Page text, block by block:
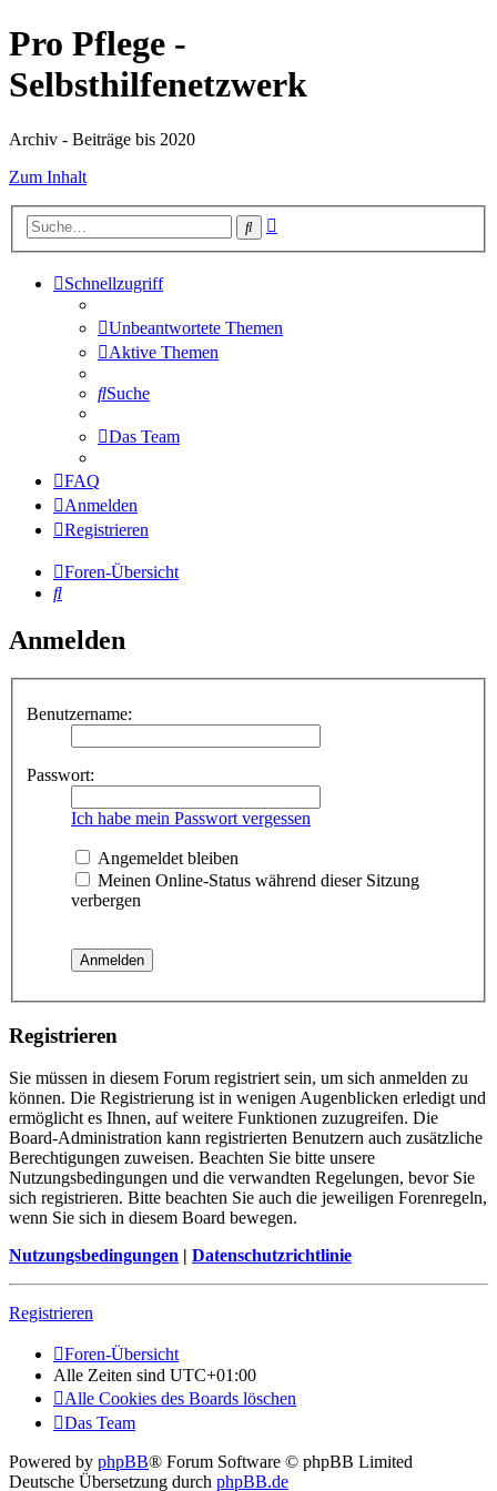
Pro Pflege -
Selbsthilfenetzwerk
Archiv - Beiträge bis 2020
Zum Inhalt
Suche
Schnellzugriff
Unbeantwortete Themen
Aktive Themen
Suche
Das Team
FAQ
Anmelden
Registrieren
Foren-Übersicht
Suche
Anmelden
Benutzername:
Passwort:
Ich habe mein Passwort vergessen
Angemeldet bleiben
Meinen Online-Status während dieser Sitzung
verbergen
Registrieren
Sie müssen in diesem Forum registriert sein, um sich anmelden zu
können. Die Registrierung ist in wenigen Augenblicken erledigt und
ermöglicht es Ihnen, auf weitere Funktionen zuzugreifen. Die
Board-Administration kann registrierten Benutzern auch zusätzliche
Berechtigungen zuweisen. Beachten Sie bitte unsere
Nutzungsbedingungen und die verwandten Regelungen, bevor Sie
sich registrieren. Bitte beachten Sie auch die jeweiligen Forenregeln,
wenn Sie sich in diesem Board bewegen.
Nutzungsbedingungen | Datenschutzrichtlinie
Registrieren
Foren-Übersicht
Alle Zeiten sind UTC+01:00
Alle Cookies des Boards löschen
Das Team
Powered by phpBB® Forum Software © phpBB Limited
Deutsche Übersetzung durch phpBB.de